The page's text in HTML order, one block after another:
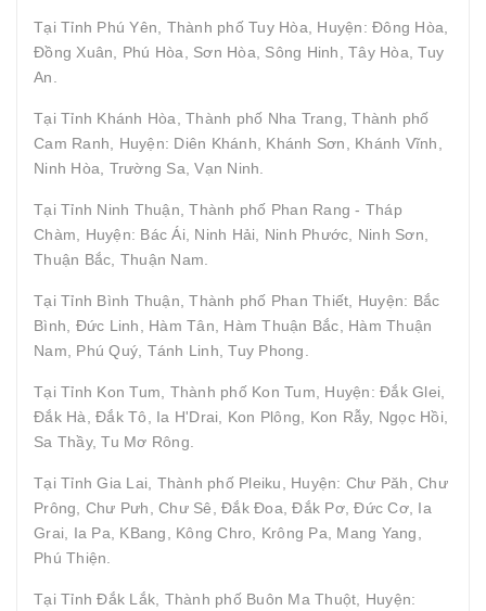
Tại Tỉnh Phú Yên, Thành phố Tuy Hòa, Huyện: Đông Hòa,
Đồng Xuân, Phú Hòa, Sơn Hòa, Sông Hinh, Tây Hòa, Tuy
An.
Tại Tỉnh Khánh Hòa, Thành phố Nha Trang, Thành phố
Cam Ranh, Huyện: Diên Khánh, Khánh Sơn, Khánh Vĩnh,
Ninh Hòa, Trường Sa, Vạn Ninh.
Tại Tỉnh Ninh Thuận, Thành phố Phan Rang - Tháp
Chàm, Huyện: Bác Ái, Ninh Hải, Ninh Phước, Ninh Sơn,
Thuận Bắc, Thuận Nam.
Tại Tỉnh Bình Thuận, Thành phố Phan Thiết, Huyện: Bắc
Bình, Đức Linh, Hàm Tân, Hàm Thuận Bắc, Hàm Thuận
Nam, Phú Quý, Tánh Linh, Tuy Phong.
Tại Tỉnh Kon Tum, Thành phố Kon Tum, Huyện: Đắk Glei,
Đắk Hà, Đắk Tô, Ia H'Drai, Kon Plông, Kon Rẫy, Ngọc Hồi,
Sa Thầy, Tu Mơ Rông.
Tại Tỉnh Gia Lai, Thành phố Pleiku, Huyện: Chư Păh, Chư
Prông, Chư Pưh, Chư Sê, Đắk Đoa, Đắk Pơ, Đức Cơ, Ia
Grai, Ia Pa, KBang, Kông Chro, Krông Pa, Mang Yang,
Phú Thiện.
Tại Tỉnh Đắk Lắk, Thành phố Buôn Ma Thuột, Huyện: